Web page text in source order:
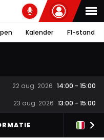
Kalender F1-stand
22 aug. 2026 14:00 - 15:00
23 aug. 2026 13:00 - 15:00